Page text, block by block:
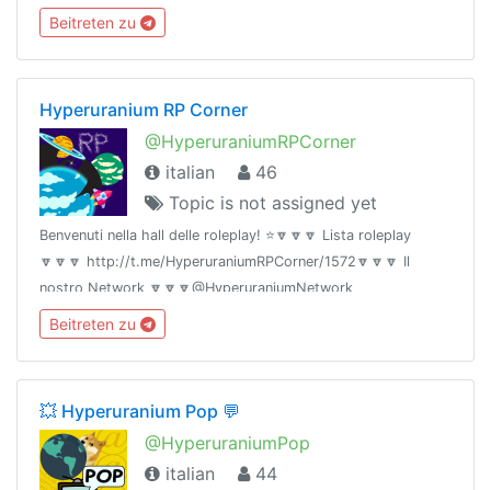
Beitreten zu
Hyperuranium RP Corner
@HyperuraniumRPCorner
italian
46
Topic is not assigned yet
Benvenuti nella hall delle roleplay! ⭐️🔽🔽🔽 Lista roleplay
🔽🔽🔽 http://t.me/HyperuraniumRPCorner/1572🔽🔽🔽 Il
nostro Network 🔽🔽🔽@HyperuraniumNetwork
Beitreten zu
💥 Hyperuranium Pop 💬
@HyperuraniumPop
italian
44